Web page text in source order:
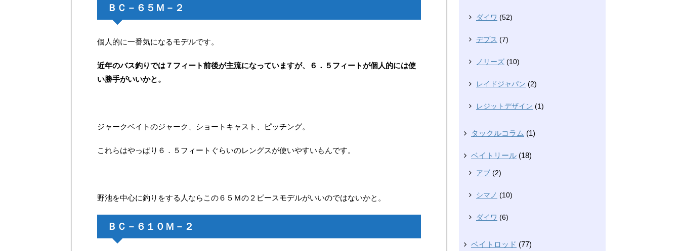
ＢＣ－６５Ｍ－２
個人的に一番気になるモデルです。
近年のバス釣りでは７フィート前後が主流になっていますが、６．５フィートが個人的には使
い勝手がいいかと。
ジャークベイトのジャーク、ショートキャスト、ピッチング。
これらはやっぱり６．５フィートぐらいのレングスが使いやすいもんです。
野池を中心に釣りをする人ならこの６５Ｍの２ピースモデルがいいのではないかと。
ＢＣ－６１０Ｍ－２
ダイワ (52)
デプス (7)
ノリーズ (10)
レイドジャパン (2)
レジットデザイン (1)
タックルコラム (1)
ベイトリール (18)
アブ (2)
シマノ (10)
ダイワ (6)
ベイトロッド (77)